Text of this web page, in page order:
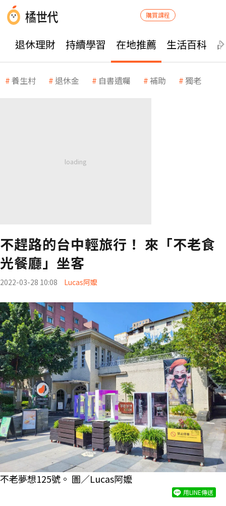
購買課程
退休理財 持續學習 在地推薦 生活百科
養生村 退休金 自書遺囑 補助 獨老
不趕路的台中輕旅行！ 來「不老食
光餐廳」坐客
2022-03-28 10:08 Lucas阿嬤
不老夢想125號。 圖／Lucas阿嬤
用LINE傳送